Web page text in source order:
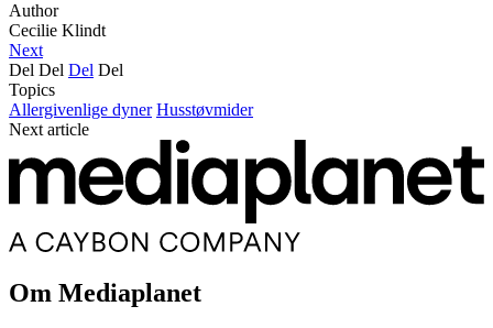
Author
Cecilie Klindt
Next
Del Del Del Del
Topics
Allergivenlige dyner Husstøvmider
Next article
Om Mediaplanet